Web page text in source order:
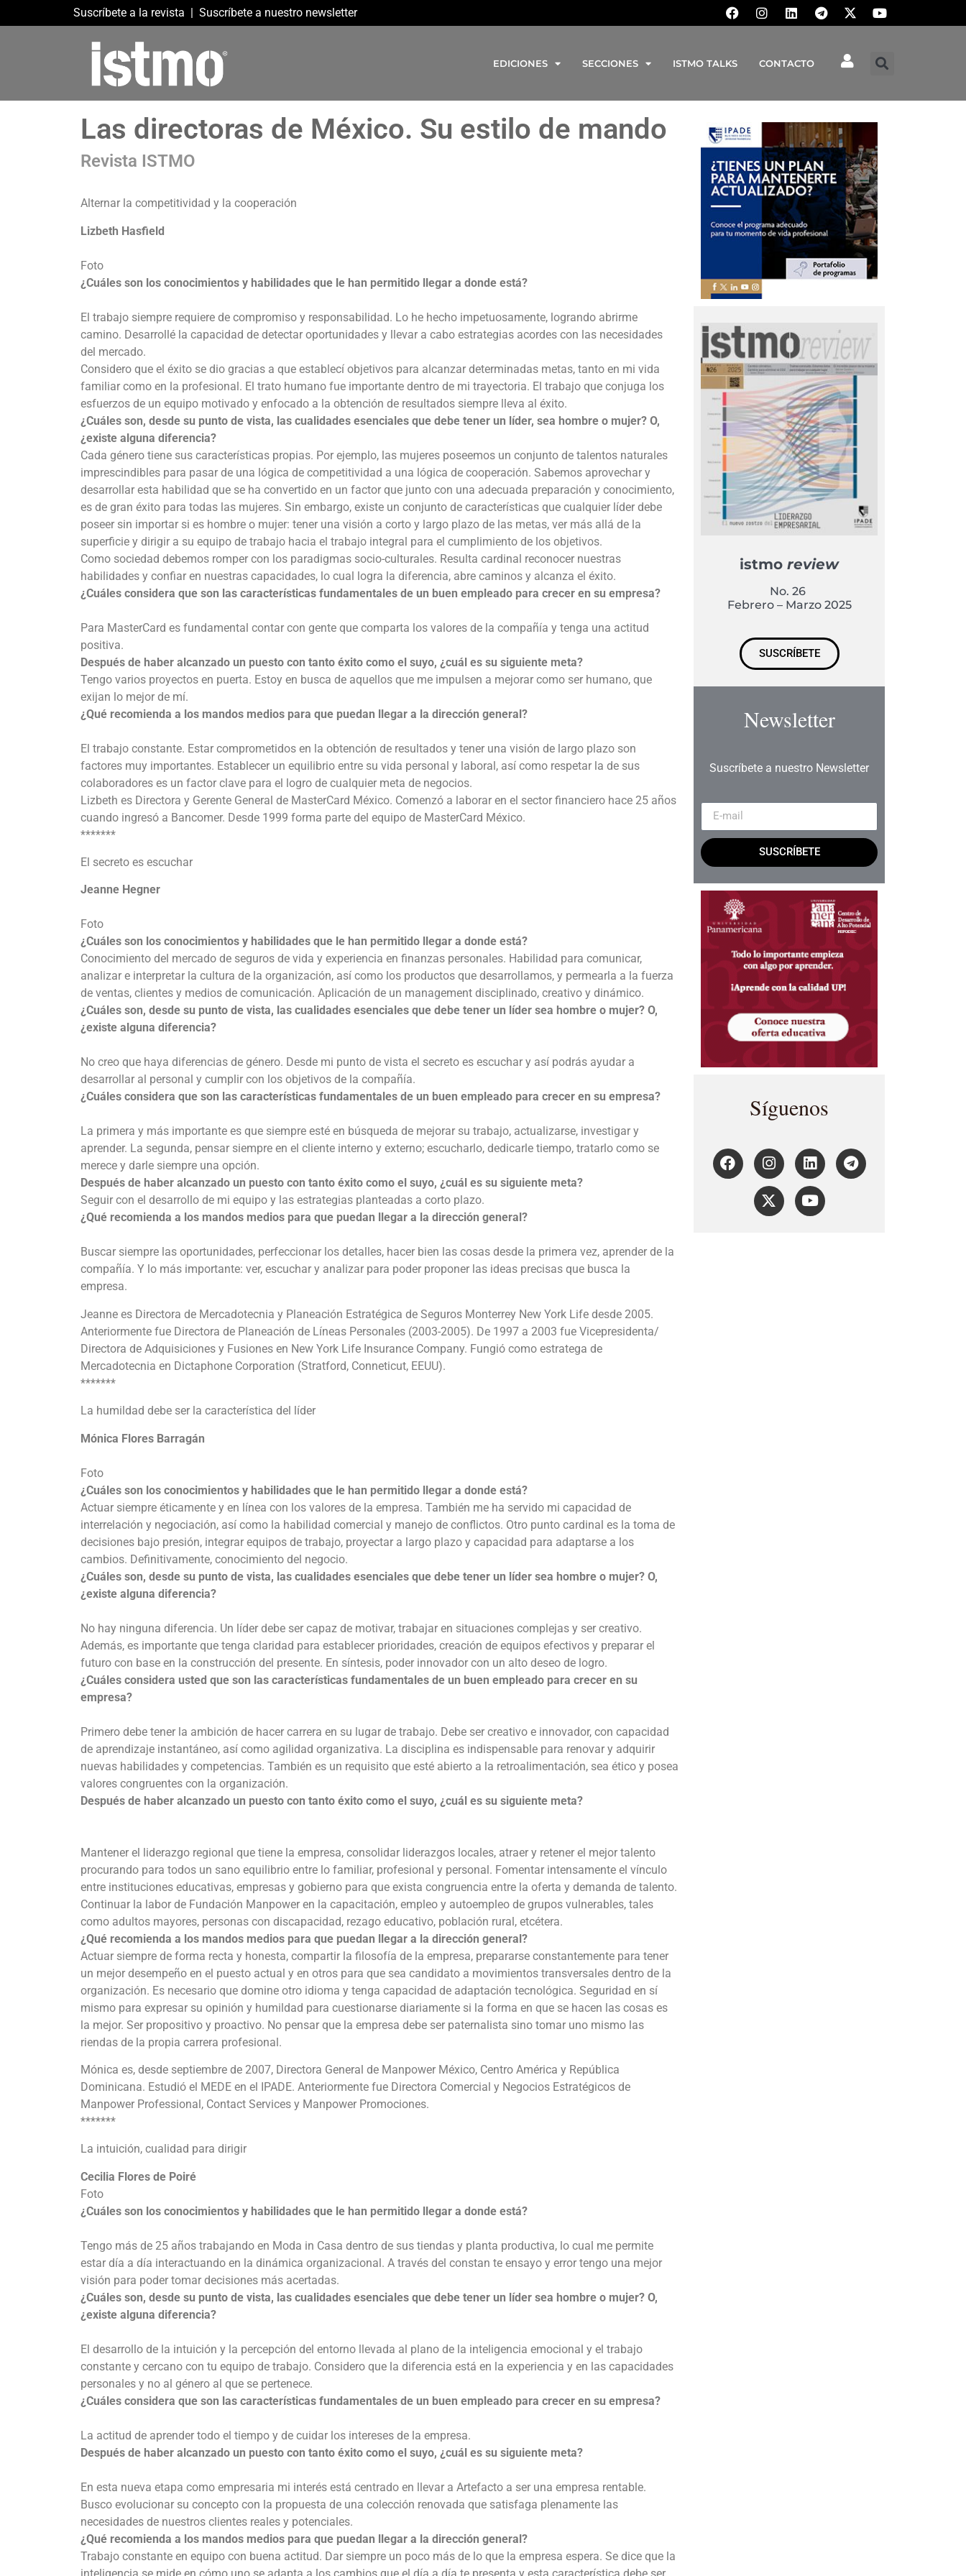
Suscríbete a la revista | Suscríbete a nuestro newsletter
EDICIONES SECCIONES ISTMO TALKS CONTACTO
Las directoras de México. Su estilo de mando
Revista ISTMO
Alternar la competitividad y la cooperación
Lizbeth Hasfield
Foto
¿Cuáles son los conocimientos y habilidades que le han permitido llegar a donde está?
El trabajo siempre requiere de compromiso y responsabilidad. Lo he hecho impetuosamente, logrando abrirme
camino. Desarrollé la capacidad de detectar oportunidades y llevar a cabo estrategias acordes con las necesidades
del mercado.
Considero que el éxito se dio gracias a que establecí objetivos para alcanzar determinadas metas, tanto en mi vida
familiar como en la profesional. El trato humano fue importante dentro de mi trayectoria. El trabajo que conjuga los
esfuerzos de un equipo motivado y enfocado a la obtención de resultados siempre lleva al éxito.
¿Cuáles son, desde su punto de vista, las cualidades esenciales que debe tener un líder, sea hombre o mujer? O,
¿existe alguna diferencia?
Cada género tiene sus características propias. Por ejemplo, las mujeres poseemos un conjunto de talentos naturales
imprescindibles para pasar de una lógica de competitividad a una lógica de cooperación. Sabemos aprovechar y
desarrollar esta habilidad que se ha convertido en un factor que junto con una adecuada preparación y conocimiento,
es de gran éxito para todas las mujeres. Sin embargo, existe un conjunto de características que cualquier líder debe
poseer sin importar si es hombre o mujer: tener una visión a corto y largo plazo de las metas, ver más allá de la
superficie y dirigir a su equipo de trabajo hacia el trabajo integral para el cumplimiento de los objetivos.
Como sociedad debemos romper con los paradigmas socio-culturales. Resulta cardinal reconocer nuestras
habilidades y confiar en nuestras capacidades, lo cual logra la diferencia, abre caminos y alcanza el éxito.
¿Cuáles considera que son las características fundamentales de un buen empleado para crecer en su empresa?
Para MasterCard es fundamental contar con gente que comparta los valores de la compañía y tenga una actitud
positiva.
Después de haber alcanzado un puesto con tanto éxito como el suyo, ¿cuál es su siguiente meta?
Tengo varios proyectos en puerta. Estoy en busca de aquellos que me impulsen a mejorar como ser humano, que
exijan lo mejor de mí.
¿Qué recomienda a los mandos medios para que puedan llegar a la dirección general?
El trabajo constante. Estar comprometidos en la obtención de resultados y tener una visión de largo plazo son
factores muy importantes. Establecer un equilibrio entre su vida personal y laboral, así como respetar la de sus
colaboradores es un factor clave para el logro de cualquier meta de negocios.
Lizbeth es Directora y Gerente General de MasterCard México. Comenzó a laborar en el sector financiero hace 25 años
cuando ingresó a Bancomer. Desde 1999 forma parte del equipo de MasterCard México.
*******
El secreto es escuchar
Jeanne Hegner
Foto
¿Cuáles son los conocimientos y habilidades que le han permitido llegar a donde está?
Conocimiento del mercado de seguros de vida y experiencia en finanzas personales. Habilidad para comunicar,
analizar e interpretar la cultura de la organización, así como los productos que desarrollamos, y permearla a la fuerza
de ventas, clientes y medios de comunicación. Aplicación de un management disciplinado, creativo y dinámico.
¿Cuáles son, desde su punto de vista, las cualidades esenciales que debe tener un líder sea hombre o mujer? O,
¿existe alguna diferencia?
No creo que haya diferencias de género. Desde mi punto de vista el secreto es escuchar y así podrás ayudar a
desarrollar al personal y cumplir con los objetivos de la compañía.
¿Cuáles considera que son las características fundamentales de un buen empleado para crecer en su empresa?
La primera y más importante es que siempre esté en búsqueda de mejorar su trabajo, actualizarse, investigar y
aprender. La segunda, pensar siempre en el cliente interno y externo; escucharlo, dedicarle tiempo, tratarlo como se
merece y darle siempre una opción.
Después de haber alcanzado un puesto con tanto éxito como el suyo, ¿cuál es su siguiente meta?
Seguir con el desarrollo de mi equipo y las estrategias planteadas a corto plazo.
¿Qué recomienda a los mandos medios para que puedan llegar a la dirección general?
Buscar siempre las oportunidades, perfeccionar los detalles, hacer bien las cosas desde la primera vez, aprender de la
compañía. Y lo más importante: ver, escuchar y analizar para poder proponer las ideas precisas que busca la
empresa.
Jeanne es Directora de Mercadotecnia y Planeación Estratégica de Seguros Monterrey New York Life desde 2005.
Anteriormente fue Directora de Planeación de Líneas Personales (2003-2005). De 1997 a 2003 fue Vicepresidenta/
Directora de Adquisiciones y Fusiones en New York Life Insurance Company. Fungió como estratega de
Mercadotecnia en Dictaphone Corporation (Stratford, Conneticut, EEUU).
*******
La humildad debe ser la característica del líder
Mónica Flores Barragán
Foto
¿Cuáles son los conocimientos y habilidades que le han permitido llegar a donde está?
Actuar siempre éticamente y en línea con los valores de la empresa. También me ha servido mi capacidad de
interrelación y negociación, así como la habilidad comercial y manejo de conflictos. Otro punto cardinal es la toma de
decisiones bajo presión, integrar equipos de trabajo, proyectar a largo plazo y capacidad para adaptarse a los
cambios. Definitivamente, conocimiento del negocio.
¿Cuáles son, desde su punto de vista, las cualidades esenciales que debe tener un líder sea hombre o mujer? O,
¿existe alguna diferencia?
No hay ninguna diferencia. Un líder debe ser capaz de motivar, trabajar en situaciones complejas y ser creativo.
Además, es importante que tenga claridad para establecer prioridades, creación de equipos efectivos y preparar el
futuro con base en la construcción del presente. En síntesis, poder innovador con un alto deseo de logro.
¿Cuáles considera usted que son las características fundamentales de un buen empleado para crecer en su
empresa?
Primero debe tener la ambición de hacer carrera en su lugar de trabajo. Debe ser creativo e innovador, con capacidad
de aprendizaje instantáneo, así como agilidad organizativa. La disciplina es indispensable para renovar y adquirir
nuevas habilidades y competencias. También es un requisito que esté abierto a la retroalimentación, sea ético y posea
valores congruentes con la organización.
Después de haber alcanzado un puesto con tanto éxito como el suyo, ¿cuál es su siguiente meta?
Mantener el liderazgo regional que tiene la empresa, consolidar liderazgos locales, atraer y retener el mejor talento
procurando para todos un sano equilibrio entre lo familiar, profesional y personal. Fomentar intensamente el vínculo
entre instituciones educativas, empresas y gobierno para que exista congruencia entre la oferta y demanda de talento.
Continuar la labor de Fundación Manpower en la capacitación, empleo y autoempleo de grupos vulnerables, tales
como adultos mayores, personas con discapacidad, rezago educativo, población rural, etcétera.
¿Qué recomienda a los mandos medios para que puedan llegar a la dirección general?
Actuar siempre de forma recta y honesta, compartir la filosofía de la empresa, prepararse constantemente para tener
un mejor desempeño en el puesto actual y en otros para que sea candidato a movimientos transversales dentro de la
organización. Es necesario que domine otro idioma y tenga capacidad de adaptación tecnológica. Seguridad en sí
mismo para expresar su opinión y humildad para cuestionarse diariamente si la forma en que se hacen las cosas es
la mejor. Ser propositivo y proactivo. No pensar que la empresa debe ser paternalista sino tomar uno mismo las
riendas de la propia carrera profesional.
Mónica es, desde septiembre de 2007, Directora General de Manpower México, Centro América y República
Dominicana. Estudió el MEDE en el IPADE. Anteriormente fue Directora Comercial y Negocios Estratégicos de
Manpower Professional, Contact Services y Manpower Promociones.
*******
La intuición, cualidad para dirigir
Cecilia Flores de Poiré
Foto
¿Cuáles son los conocimientos y habilidades que le han permitido llegar a donde está?
Tengo más de 25 años trabajando en Moda in Casa dentro de sus tiendas y planta productiva, lo cual me permite
estar día a día interactuando en la dinámica organizacional. A través del constan te ensayo y error tengo una mejor
visión para poder tomar decisiones más acertadas.
¿Cuáles son, desde su punto de vista, las cualidades esenciales que debe tener un líder sea hombre o mujer? O,
¿existe alguna diferencia?
El desarrollo de la intuición y la percepción del entorno llevada al plano de la inteligencia emocional y el trabajo
constante y cercano con tu equipo de trabajo. Considero que la diferencia está en la experiencia y en las capacidades
personales y no al género al que se pertenece.
¿Cuáles considera que son las características fundamentales de un buen empleado para crecer en su empresa?
La actitud de aprender todo el tiempo y de cuidar los intereses de la empresa.
Después de haber alcanzado un puesto con tanto éxito como el suyo, ¿cuál es su siguiente meta?
En esta nueva etapa como empresaria mi interés está centrado en llevar a Artefacto a ser una empresa rentable.
Busco evolucionar su concepto con la propuesta de una colección renovada que satisfaga plenamente las
necesidades de nuestros clientes reales y potenciales.
¿Qué recomienda a los mandos medios para que puedan llegar a la dirección general?
Trabajo constante en equipo con buena actitud. Dar siempre un poco más de lo que la empresa espera. Se dice que la
istmoreview
No. 26
Febrero – Marzo 2025
SUSCRÍBETE
Newsletter
Suscríbete a nuestro Newsletter
SUSCRÍBETE
Síguenos